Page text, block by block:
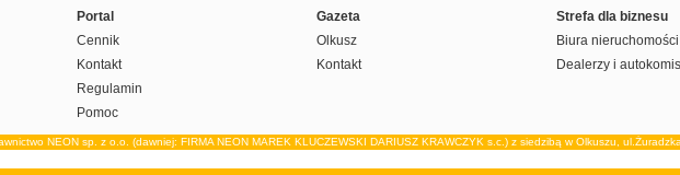
Portal
Cennik
Kontakt
Regulamin
Pomoc
Gazeta
Olkusz
Kontakt
Strefa dla biznesu
Biura nieruchomości
Dealerzy i
NEON sp. z o.o. (dawniej: FIRMA NEON MAREK KLUCZEWSKI DARIUSZ KRAWCZYK s.c.) z siedzibą w Olkuszu,